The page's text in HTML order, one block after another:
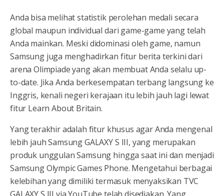
Anda bisa melihat statistik perolehan medali secara
global maupun individual dari game-game yang telah
Anda mainkan. Meski didominasi oleh game, namun
Samsung juga menghadirkan fitur berita terkini dari
arena Olimpiade yang akan membuat Anda selalu up-
to-date. Jika Anda berkesempatan terbang langsung ke
Inggris, kenali negeri kerajaan itu lebih jauh lagi lewat
fitur Learn About Britain.
Yang terakhir adalah fitur khusus agar Anda mengenal
lebih jauh Samsung GALAXY S III, yang merupakan
produk unggulan Samsung hingga saat ini dan menjadi
Samsung Olympic Games Phone. Mengetahui berbagai
kelebihan yang dimiliki termasuk menyaksikan TVC